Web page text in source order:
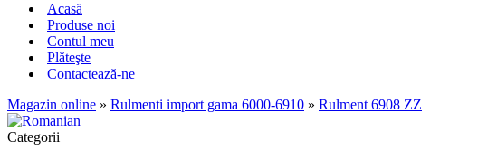
Acasă
Produse noi
Contul meu
Plăteşte
Contactează-ne
Magazin online » Rulmenti import gama 6000-6910 » Rulment 6908 ZZ
Categorii